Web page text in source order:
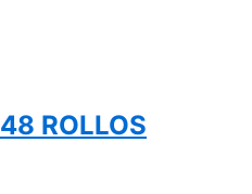
ROLLOS